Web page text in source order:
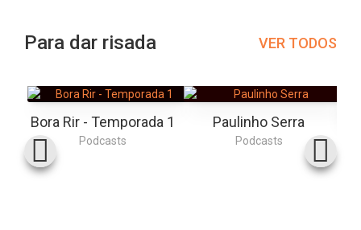
Para dar risada VER TODOS
Bora Rir - Temporada 1
Podcasts
Paulinho Serra
Podcasts